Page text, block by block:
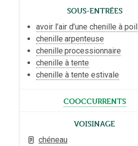
Sous-entrées
avoir l’air d’une chenille à poil
chenille arpenteuse
chenille processionnaire
chenille à tente
chenille à tente estivale
cooccurrents
Voisinage
chéneau